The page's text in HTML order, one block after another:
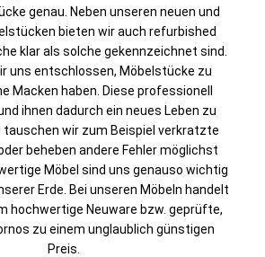
genau. Neben unseren neuen und
bieten wir auch refurbished
klar als solche gekennzeichnet sind.
uns entschlossen, Möbelstücke zu
Macken haben. Diese professionell
ihnen dadurch ein neues Leben zu
tauschen wir zum Beispiel verkratzte
beheben andere Fehler möglichst
Möbel sind uns genauso wichtig
Erde. Bei unseren Möbeln handelt
hochwertige Neuware bzw. geprüfte,
zu einem unglaublich günstigen
Preis.